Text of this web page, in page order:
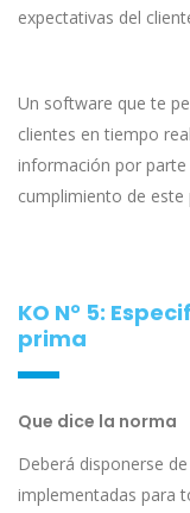
expectativas del
Un software que te
clientes en tiempo
información por
cumplimiento de este
KO N° 5:
prima
Que dice la norma
Deberá disponerse
implementadas para